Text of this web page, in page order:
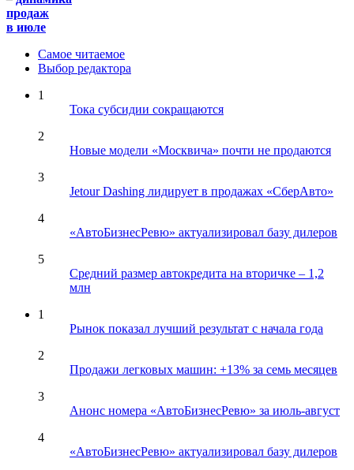
продаж
в июле
Самое читаемое
Выбор редактора
1
Тока субсидии сокращаются
2
Новые модели «Москвича» почти не продаются
3
Jetour Dashing лидирует в продажах «СберАвто»
4
«АвтоБизнесРевю» актуализировал базу дилеров
5
Средний размер автокредита на вторичке – 1,2
млн
1
Рынок показал лучший результат с начала года
2
Продажи легковых машин: +13% за семь месяцев
3
Анонс номера «АвтоБизнесРевю» за июль-август
4
«АвтоБизнесРевю» актуализировал базу дилеров